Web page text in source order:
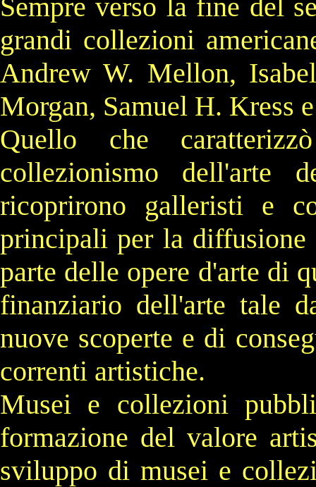
Sempre verso la fine del
grandi collezioni
Andrew W. Mellon,
Morgan, Samuel H. Kress
Quello che
collezionismo dell'arte
ricoprirono galleristi e
principali per la
parte delle opere d'arte di
finanziario dell'arte tale
nuove scoperte e di
correnti artistiche.
Musei e collezioni
formazione del valore
sviluppo di musei e